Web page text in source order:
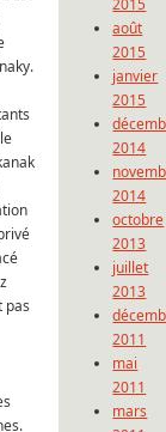
pas
2015
août
2015
janvier
2015
2014
2014
octobre
2013
juillet
2013
2011
mai
2011
mars